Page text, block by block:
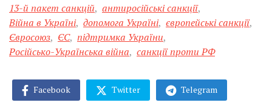
13-й пакет санкцій, антиросійські санкції,
Війна в Україні, допомога Україні, європейські санкції,
Євросоюз, ЄС, підтримка України,
Російсько-Українська війна, санкції проти РФ
Facebook Twitter Telegram